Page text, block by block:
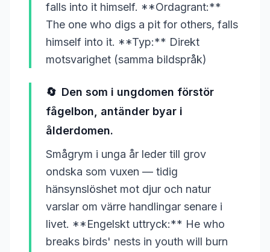
falls into it himself. **Ordagrant:**
The one who digs a pit for others, falls
himself into it. **Typ:** Direkt
motsvarighet (samma bildspråk)
🔄 Den som i ungdomen förstör
fågelbon, antänder byar i
ålderdomen.
Smågrym i unga år leder till grov
ondska som vuxen — tidig
hänsynslöshet mot djur och natur
varslar om värre handlingar senare i
livet. **Engelskt uttryck:** He who
breaks birds' nests in youth will burn